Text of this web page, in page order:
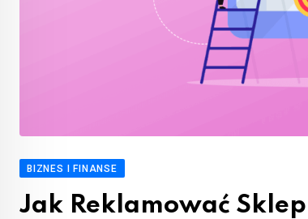
BIZNES I FINANSE
Jak Reklamować